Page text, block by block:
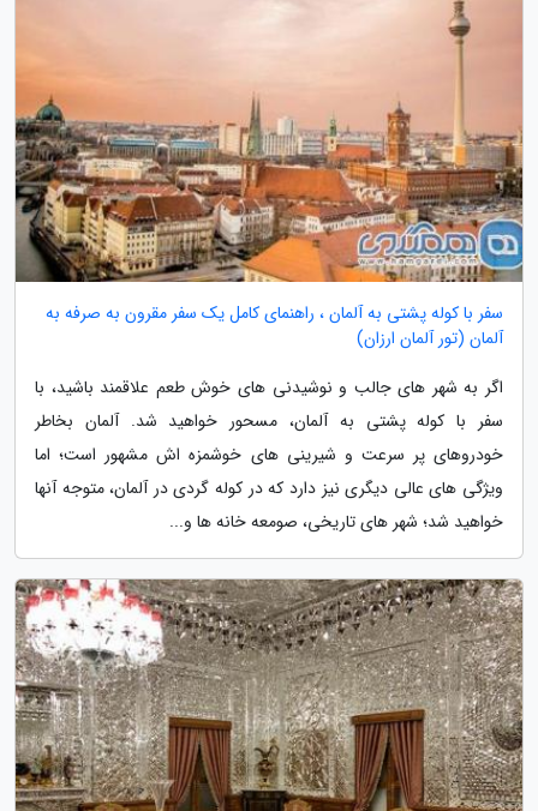
سفر با کوله پشتی به آلمان ، راهنمای کامل یک سفر مقرون به صرفه به
آلمان (تور آلمان ارزان)
اگر به شهر های جالب و نوشیدنی های خوش طعم علاقمند باشید، با
سفر با کوله پشتی به آلمان، مسحور خواهید شد. آلمان بخاطر
خودروهای پر سرعت و شیرینی های خوشمزه اش مشهور است؛ اما
ویژگی های عالی دیگری نیز دارد که در کوله گردی در آلمان، متوجه آنها
خواهید شد؛ شهر های تاریخی، صومعه خانه ها و...